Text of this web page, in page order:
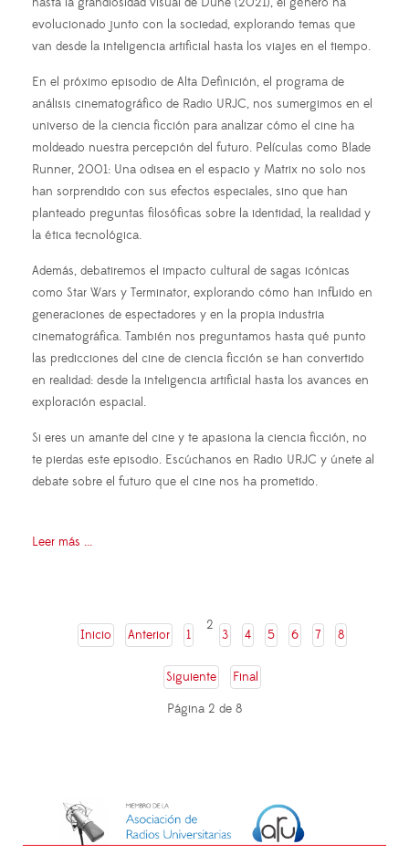
evolucionado junto con la sociedad, explorando temas que
van desde la inteligencia artificial hasta los viajes en el tiempo.
En el próximo episodio de Alta Definición, el programa de
análisis cinematográfico de Radio URJC, nos sumergimos en el
universo de la ciencia ficción para analizar cómo el cine ha
moldeado nuestra percepción del futuro. Películas como Blade
Runner, 2001: Una odisea en el espacio y Matrix no solo nos
han sorprendido con sus efectos especiales, sino que han
planteado preguntas filosóficas sobre la identidad, la realidad y
la ética tecnológica.
Además, debatiremos el impacto cultural de sagas icónicas
como Star Wars y Terminator, explorando cómo han influido en
generaciones de espectadores y en la propia industria
cinematográfica. También nos preguntamos hasta qué punto
las predicciones del cine de ciencia ficción se han convertido
en realidad: desde la inteligencia artificial hasta los avances en
exploración espacial.
Si eres un amante del cine y te apasiona la ciencia ficción, no
te pierdas este episodio. Escúchanos en Radio URJC y únete al
debate sobre el futuro que el cine nos ha prometido.
Leer más ...
Inicio Anterior 1
2
3 4 5 6 7 8
Siguiente
Final
Página 2 de 8